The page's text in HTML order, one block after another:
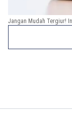
Jangan Mudah Tergiur!